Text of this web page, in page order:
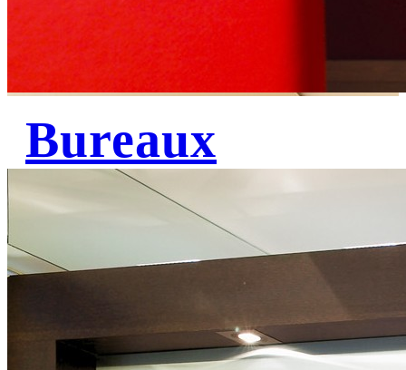
Bureaux